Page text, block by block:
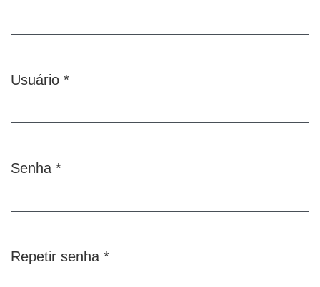
Usuário *
Senha *
Repetir senha *